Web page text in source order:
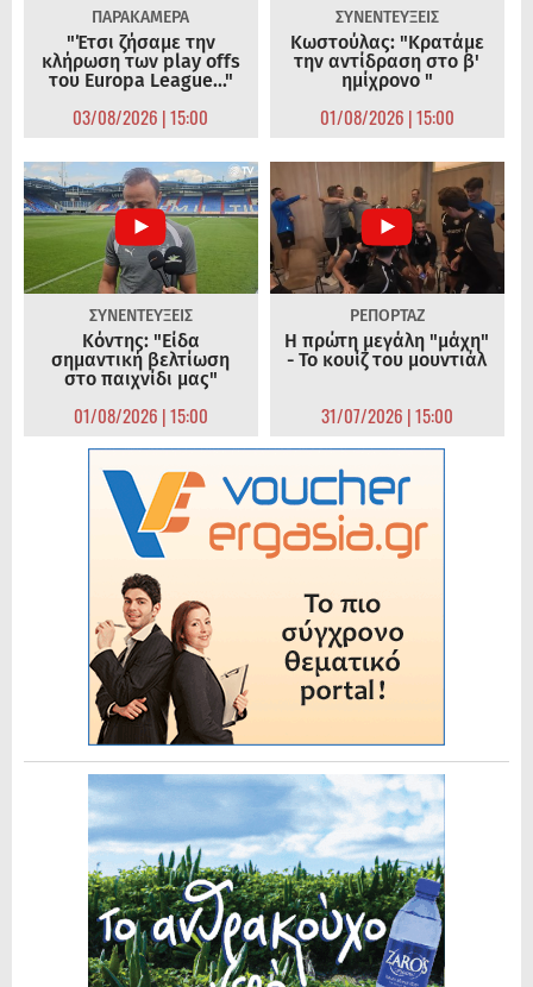
ΠΑΡΑΚΑΜΕΡΑ
"Έτσι ζήσαμε την
κλήρωση των play offs
του Europa League..."
03/08/2026 | 15:00
ΣΥΝΕΝΤΕΥΞΕΙΣ
Κωστούλας: "Κρατάμε
την αντίδραση στο β'
ημίχρονο "
01/08/2026 | 15:00
ΣΥΝΕΝΤΕΥΞΕΙΣ
Κόντης: "Είδα
σημαντική βελτίωση
στο παιχνίδι μας"
01/08/2026 | 15:00
ΡΕΠΟΡΤΑΖ
Η πρώτη μεγάλη "μάχη"
- Το κουίζ του μουντιάλ
31/07/2026 | 15:00